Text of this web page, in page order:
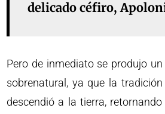
delicado céfiro,
Pero de inmediato se produjo
sobrenatural, ya que la
descendió a la tierra,